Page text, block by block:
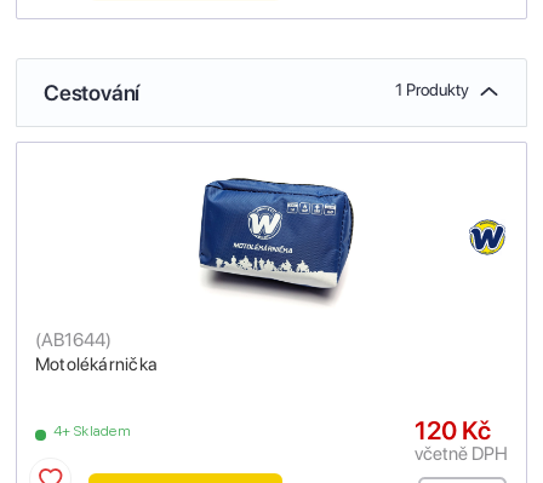
Cestování 1 Produkty
Motolékárnička
(AB1644)
4+ Skladem 120 Kč
včetně DPH